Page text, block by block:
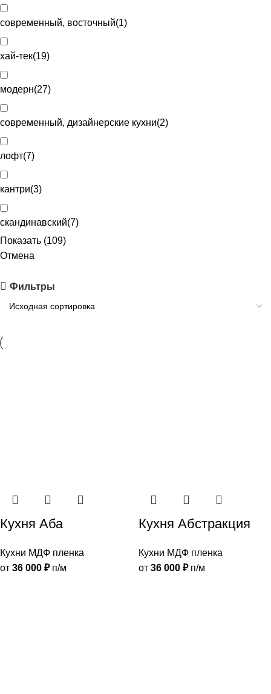
современный, восточный(1)
хай-тек(19)
модерн(27)
современный, дизайнерские кухни(2)
лофт(7)
кантри(3)
скандинавский(7)
Показать (109)
Отмена
Фильтры
Кухня Аба
Кухни МДФ пленка
от 36 000 ₽п/м
Кухня Абстракция
Кухни МДФ пленка
от 36 000 ₽п/м